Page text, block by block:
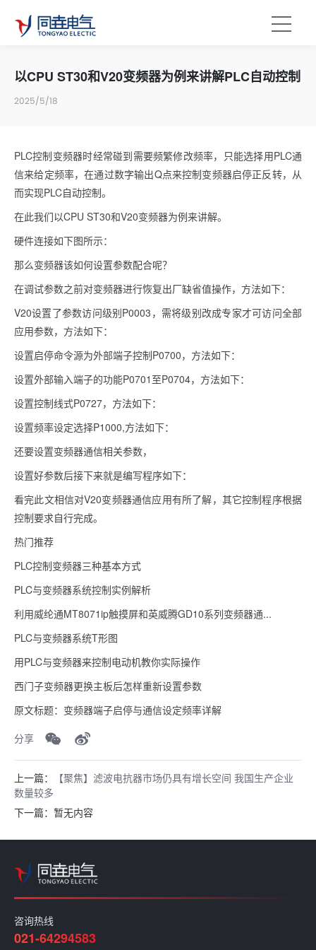
以CPU ST30和V20变频器为例来讲解PLC自动控制
2025/5/18
PLC控制变频器时经常碰到需要频繁修改频率，只能选择用PLC通
信来给定频率，在通过数字输出Q点来控制变频器启停正反转，从
而实现PLC自动控制。
在此我们以CPU ST30和V20变频器为例来讲解。
硬件连接如下图所示：
那么变频器该如何设置参数配合呢？
在调试参数之前对变频器进行恢复出厂缺省值操作，方法如下：
V20设置了参数访问级别P0003，需将级别改成专家才可访问全部
应用参数，方法如下：
设置启停命令源为外部端子控制P0700，方法如下：
设置外部输入端子的功能P0701至P0704，方法如下：
设置控制线式P0727，方法如下：
设置频率设定选择P1000,方法如下：
还要设置变频器通信相关参数，
设置好参数后接下来就是编写程序如下：
看完此文相信对V20变频器通信应用有所了解，其它控制程序根据
控制要求自行完成。
热门推荐
PLC控制变频器三种基本方式
PLC与变频器系统控制实例解析
利用威纶通MT8071ip触摸屏和英威腾GD10系列变频器通...
PLC与变频器系统T形图
用PLC与变频器来控制电动机教你实际操作
西门子变频器更换主板后怎样重新设置参数
原文标题：变频器端子启停与通信设定频率详解
分享
上一篇：
【聚焦】滤波电抗器市场仍具有增长空间 我国生产企业
数量较多
下一篇：暂无内容
咨询热线
021-64294583